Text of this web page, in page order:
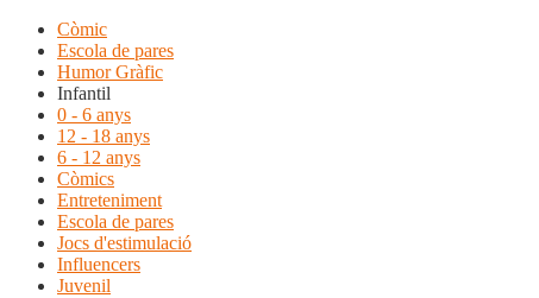
Còmic
Escola de pares
Humor Gràfic
Infantil
0 - 6 anys
12 - 18 anys
6 - 12 anys
Còmics
Entreteniment
Escola de pares
Jocs d'estimulació
Influencers
Juvenil